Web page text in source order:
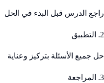
راجع الدرس قبل البدء في الحل
2. التطبيق
حل جميع الأسئلة بتركيز وعناية
3. المراجعة